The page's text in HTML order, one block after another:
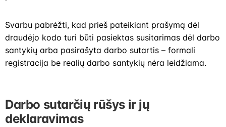
Svarbu pabrėžti, kad prieš pateikiant prašymą dėl
draudėjo kodo turi būti pasiektas susitarimas dėl darbo
santykių arba pasirašyta darbo sutartis – formali
registracija be realių darbo santykių nėra leidžiama.
Darbo sutarčių rūšys ir jų
deklaravimas